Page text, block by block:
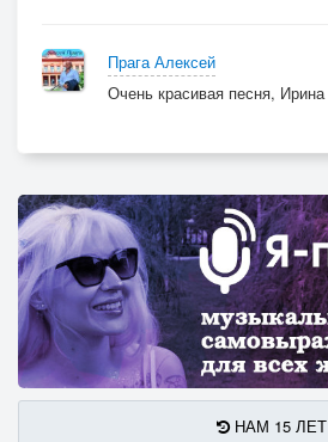
Прага Алексей
Очень красивая песня, Ирина
НАМ 15 ЛЕТ